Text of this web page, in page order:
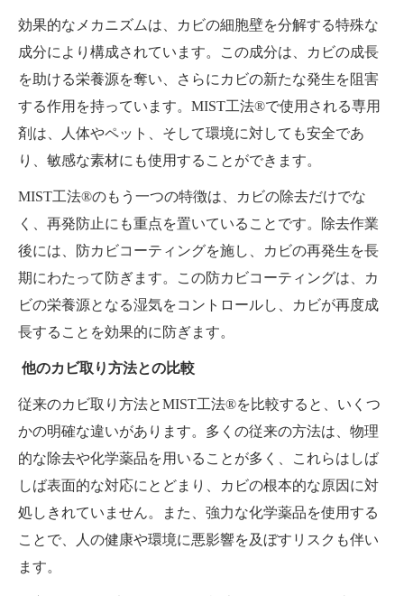
効果的なメカニズムは、カビの細胞壁を分解する特殊な
成分により構成されています。この成分は、カビの成長
を助ける栄養源を奪い、さらにカビの新たな発生を阻害
する作用を持っています。MIST工法®で使用される専用
剤は、人体やペット、そして環境に対しても安全であ
り、敏感な素材にも使用することができます。
MIST工法®のもう一つの特徴は、カビの除去だけでな
く、再発防止にも重点を置いていることです。除去作業
後には、防カビコーティングを施し、カビの再発生を長
期にわたって防ぎます。この防カビコーティングは、カ
ビの栄養源となる湿気をコントロールし、カビが再度成
長することを効果的に防ぎます。
他のカビ取り方法との比較
従来のカビ取り方法とMIST工法®を比較すると、いくつ
かの明確な違いがあります。多くの従来の方法は、物理
的な除去や化学薬品を用いることが多く、これらはしば
しば表面的な対応にとどまり、カビの根本的な原因に対
処しきれていません。また、強力な化学薬品を使用する
ことで、人の健康や環境に悪影響を及ぼすリスクも伴い
ます。